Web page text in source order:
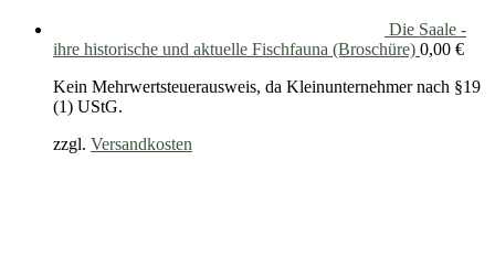
Die Saale -
ihre historische und aktuelle Fischfauna (Broschüre) 0,00 €
Kein Mehrwertsteuerausweis, da Kleinunternehmer nach §19
(1) UStG.
zzgl. Versandkosten